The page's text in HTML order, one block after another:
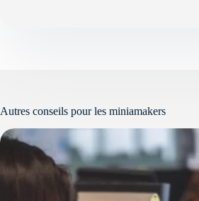
Autres conseils pour les miniamakers